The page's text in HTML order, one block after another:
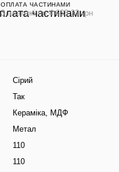
ОПЛАТА ЧАСТИНАМИ
3 платежі по 4 633.33 грн
Сірий
Так
Кераміка, МДФ
Метал
110
110